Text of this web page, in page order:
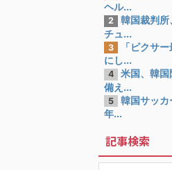
ヘル...
2
韓国裁判
チュ...
3
「ピクサ
にし...
4
米国、韓
備え...
5
韓国サッ
年...
記事検索